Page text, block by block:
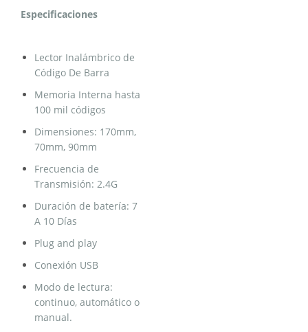
Especificaciones
Lector Inalámbrico de
Código De Barra
Memoria Interna hasta
100 mil códigos
Dimensiones: 170mm,
70mm, 90mm
Frecuencia de
Transmisión: 2.4G
Duración de batería: 7
A 10 Días
Plug and play
Conexión USB
Modo de lectura:
continuo, automático o
manual.